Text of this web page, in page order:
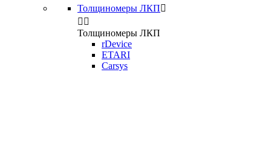
Толщиномеры ЛКП
 
Толщиномеры ЛКП
rDevice
ETARI
Carsys